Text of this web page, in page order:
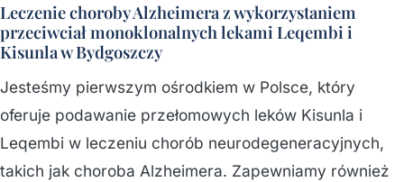
Leczenie choroby Alzheimera z wykorzystaniem
przeciwciał monoklonalnych lekami Leqembi i
Kisunla w Bydgoszczy
Jesteśmy pierwszym ośrodkiem w Polsce, który
oferuje podawanie przełomowych leków Kisunla i
Leqembi w leczeniu chorób neurodegeneracyjnych,
takich jak choroba Alzheimera. Zapewniamy również